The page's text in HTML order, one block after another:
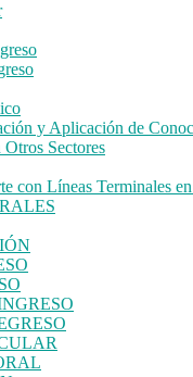
y Aplicación de
Sectores
con Líneas Terminales